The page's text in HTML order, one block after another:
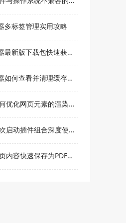
多标签管理实用攻略
下载包快速获取和配置方法
看并清理缓存中的图像资源
化网页元素的渲染效果
动插件组合深度使用方法
容快速保存为PDF方法